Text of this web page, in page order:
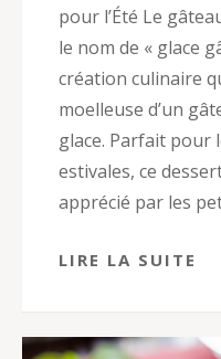
pour l’Été Le
le nom de « glace
création culinaire
moelleuse d’un
glace. Parfait pour
estivales, ce
apprécié par les
LIRE LA SUITE